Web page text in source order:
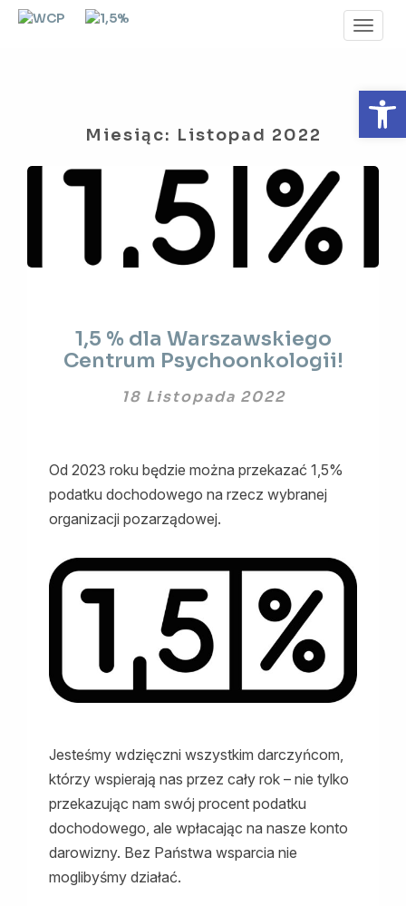
Miesiąc: Listopad 2022
%
dla
Centrum
1,5 % dla Warszawskiego
Centrum Psychoonkologii!
18 Listopada 2022
Od 2023 roku będzie można przekazać 1,5%
podatku dochodowego na rzecz wybranej
organizacji pozarządowej.
Jesteśmy wdzięczni wszystkim darczyńcom,
którzy wspierają nas przez cały rok – nie tylko
przekazując nam swój procent podatku
dochodowego, ale wpłacając na nasze konto
darowizny. Bez Państwa wsparcia nie
moglibyśmy działać.